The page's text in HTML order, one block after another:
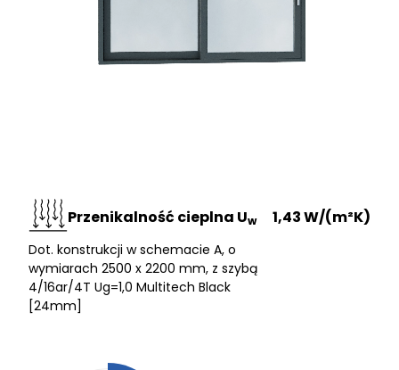
Przenikalność cieplna Uw
Dot. konstrukcji w schemacie A, o
wymiarach 2500 x 2200 mm, z szybą
4/16ar/4T Ug=1,0 Multitech Black
[24mm]
1,43 W/(m²K)